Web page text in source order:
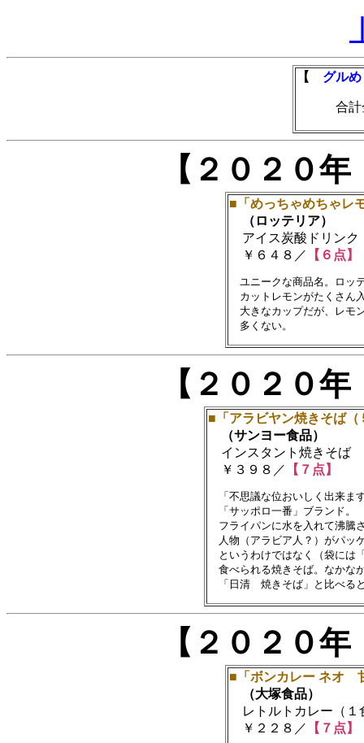
【 グル
合計金
【２０２０
■「めっちゃめちゃレ
（ロッテリア）
アイス炭酸ドリンク
￥６４８／
【６点】
ユニークな商品名。ロッ
カットレモンがたくさん
大きなカップだが、レモ
【２０２０
■「アラビヤン焼きそば（
（サンヨー食品）
インスタント焼きそば
￥３９８／
【７点】
「不思議な位おいしく出来ま
「サッポロ一番」ブランド。
フライパンに水を入れて沸騰
人物（アラビア人？）がパッ
というわけではなく（袋には
食べられる焼きそば。なかな
【２０２０
■「ボンカレー ネオ
（大塚食品）
レトルトカレー（１
￥２２８／
【７点】